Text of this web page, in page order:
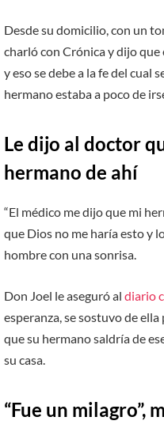
Desde su domicilio, con un
charló con Crónica y dijo
y eso se debe a la fe del cual
hermano estaba a poco de
Le dijo al doctor
hermano de ahí
“El médico me dijo que mi
que Dios no me haría esto y
hombre con una sonrisa.
Don Joel le aseguró al diario
esperanza, se sostuvo de
que su hermano saldría de
su casa.
“Fue un milagro”,